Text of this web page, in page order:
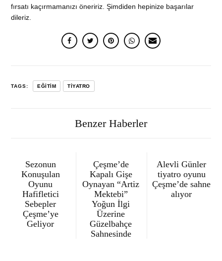
fırsatı kaçırmamanızı öneririz. Şimdiden hepinize başarılar
dileriz.
TAGS: EĞITIM TIYATRO
Benzer Haberler
Sezonun
Konuşulan
Oyunu
Hafifletici
Sebepler
Çeşme’ye
Geliyor
Çeşme’de
Kapalı Gişe
Oynayan “Artiz
Mektebi”
Yoğun İlgi
Üzerine
Güzelbahçe
Sahnesinde
Alevli Günler
tiyatro oyunu
Çeşme’de sahne
alıyor